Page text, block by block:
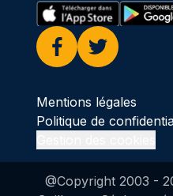
Facebook
Twitter
Mentions légales
Politique de
@Copyright 2003 -